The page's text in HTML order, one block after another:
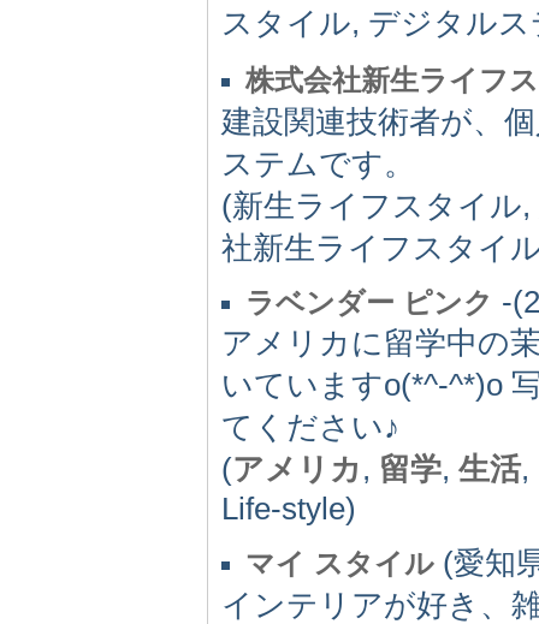
スタイル, デジタル
株式会社新生ライフ
建設関連技術者が、
ステムです。
(新生ライフスタイル,
社新生ライフスタイ
ラベンダー ピンク -
アメリカに留学中の
いていますo(*^-^*)o
てください♪
(アメリカ , 留学, 生活,
Life-style)
マイ スタイル (愛知
インテリアが好き、